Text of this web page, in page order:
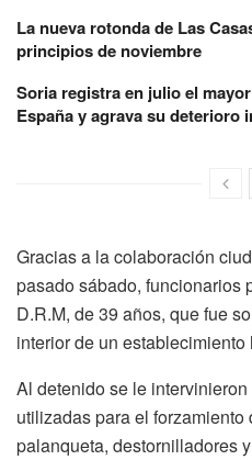
La nueva rotonda de Las
principios de noviembre
Soria registra en julio el
España y agrava su deterioro
Gracias a la colaboración
pasado sábado, funcionarios
D.R.M, de 39 años, que fue
interior de un
Al detenido se le
utilizadas para el
palanqueta, destornilladores